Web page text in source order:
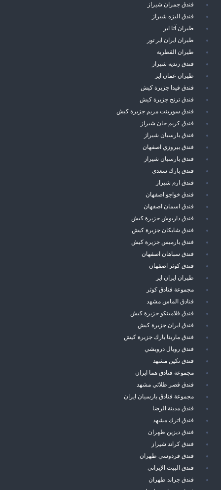
فندق جمران شيراز
فندق اليزه شيراز
طيران آتا اير
طيران ايران اير تور
طيران القطرية
فندق زنديه شيراز
طيران عمان اير
فندق فيدا جزيرة كيش
فندق ترنج جزيرة كيش
فندق سورينت مريم جزيرة كيش
فندق كريم خان شيراز
فندق بارسيان شيراز
فندق بيروزي اصفهان
فندق بارسيان شيراز
فندق بارك سعدي
فندق ارم شيراز
فندق خواجو اصفهان
فندق اسمان اصفهان
فندق داريوش جزيرة كيش
فندق شايكان جزيرة كيش
فندق بارميس جزيرة كيش
فندق سباهان اصفهان
فندق كوثر اصفهان
طيران ايران اير
مجموعة فنادق كوثر
فنادق الماس مشهد
فندق فلامينكو جزيرة كيش
فندق ايران جزيرة كيش
فندق مارينا بارك جزيرة كيش
فندق رويال درويشي
فندق نكين مشهد
مجموعة فنادق هما ايران
فندق قصر طلائي مشهد
مجموعة فنادق بارسيان ايران
فندق مدينة الرضا
فندق اترك مشهد
فندق ديزين طهران
فندق كراند شيراز
فندق فردوسي طهران
فندق البيت الإيراني
فندق جراند طهران